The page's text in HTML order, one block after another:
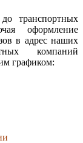
транспортных
оформление
в адрес наших
компаний
графиком: